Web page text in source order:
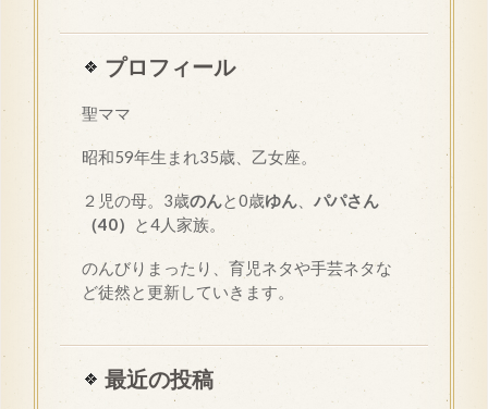
プロフィール
聖ママ
昭和59年生まれ35歳、乙女座。
２児の母。3歳のんと0歳ゆん
パパさん
（40）
と4人家族。
のんびりまったり、育児ネタや手芸ネタな
ど徒然と更新していきます。
最近の投稿